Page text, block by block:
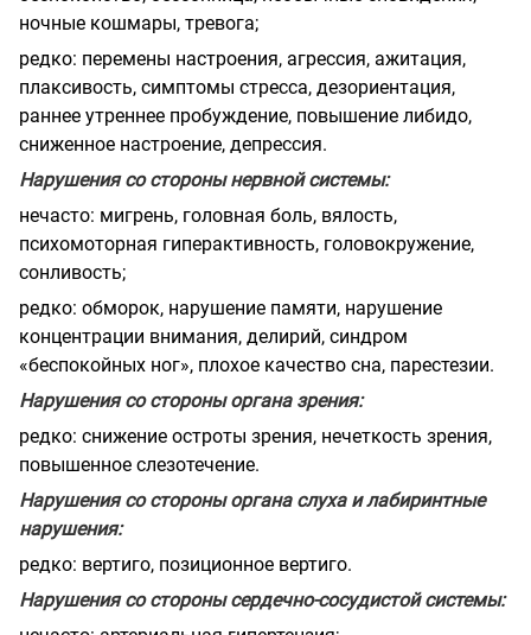
ночные кошмары, тревога;
редко: перемены настроения, агрессия, ажитация,
плаксивость, симптомы стресса, дезориентация,
раннее утреннее пробуждение, повышение либидо,
сниженное настроение, депрессия.
Нарушения со стороны нервной системы:
нечасто: мигрень, головная боль, вялость,
психомоторная гиперактивность, головокружение,
сонливость;
редко: обморок, нарушение памяти, нарушение
концентрации внимания, делирий, синдром
«беспокойных ног», плохое качество сна, парестезии.
Нарушения со стороны органа зрения:
редко: снижение остроты зрения, нечеткость зрения,
повышенное слезотечение.
Нарушения со стороны органа слуха и лабиринтные
нарушения:
редко: вертиго, позиционное вертиго.
Нарушения со стороны сердечно-сосудистой системы: